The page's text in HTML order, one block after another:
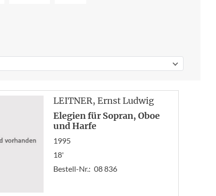
LEITNER, Ernst Ludwig
Elegien für Sopran, Oboe
und Harfe
1995
18'
Bestell-Nr.: 08 836